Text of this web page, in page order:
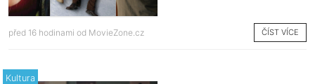
před 16 hodinami od MovieZone.cz ČÍST VÍCE
Kultura